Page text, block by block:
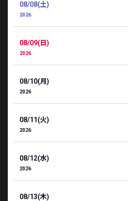
08/08(土)
2026
08/09(日)
2026
08/10(月)
2026
08/11(火)
2026
08/12(水)
2026
08/13(木)